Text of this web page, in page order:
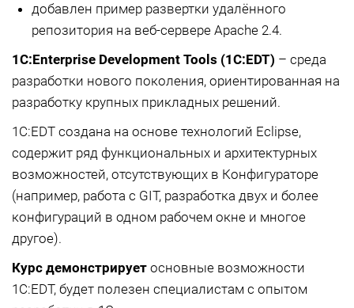
добавлен пример развертки удалённого
репозитория на веб-сервере Apache 2.4.
1C:Enterprise Development Tools (1С:EDT) – среда
разработки нового поколения, ориентированная на
разработку крупных прикладных решений.
1С:EDT создана на основе технологий Eclipse,
содержит ряд функциональных и архитектурных
возможностей, отсутствующих в Конфигураторе
(например, работа с GIT, разработка двух и более
конфигураций в одном рабочем окне и многое
другое).
Курс демонстрирует основные возможности
1С:EDT, будет полезен специалистам с опытом